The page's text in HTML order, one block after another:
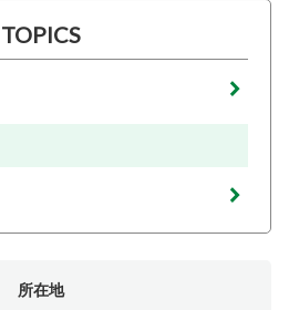
TOPICS
所在地